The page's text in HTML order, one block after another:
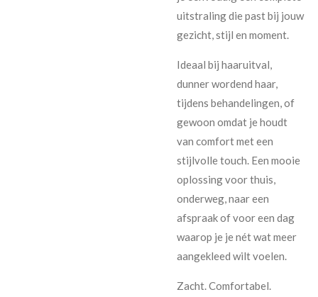
uitstraling die past bij jouw
gezicht, stijl en moment.
Ideaal bij haaruitval,
dunner wordend haar,
tijdens behandelingen, of
gewoon omdat je houdt
van comfort met een
stijlvolle touch. Een mooie
oplossing voor thuis,
onderweg, naar een
afspraak of voor een dag
waarop je je nét wat meer
aangekleed wilt voelen.
Zacht. Comfortabel.